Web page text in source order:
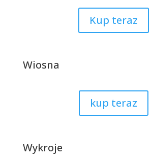
Kup teraz
Wiosna
kup teraz
Wykroje